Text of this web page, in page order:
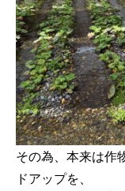
その為、本来は作
ドアップを、